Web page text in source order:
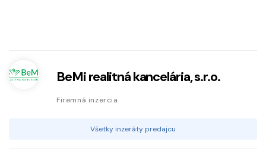
BeMi realitná kancelária, s.r.o.
Firemná inzercia
Všetky inzeráty predajcu